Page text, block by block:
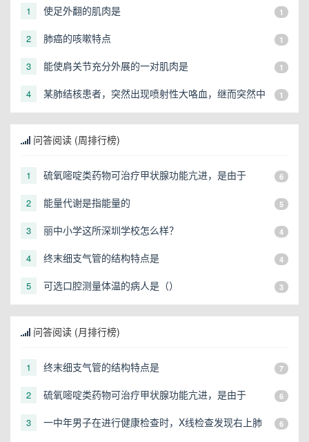
1 使足外翻的肌肉是 1
2 肺癌的咳嗽特点 1
3 能使肩关节充分外展的一对肌肉是 1
4
某肺结核患者，突然出现喷射性大咯血，继而突然中
断，表情恐怖，大汗淋漓，此时首要的护理措施是
1
问答阅读 (周排行榜)
1 硫氧嘧啶类药物可治疗甲状腺功能亢进，是由于 6
2 能量代谢是指能量的 5
3 丽中小学这所深圳学校怎么样？ 4
4 终末细支气管的结构特点是 4
5 可选口腔测量体温的病人是（） 3
问答阅读 (月排行榜)
1 终末细支气管的结构特点是 7
2 硫氧嘧啶类药物可治疗甲状腺功能亢进，是由于 6
3
一中年男子在进行健康检查时，X线检查发现右上肺
6